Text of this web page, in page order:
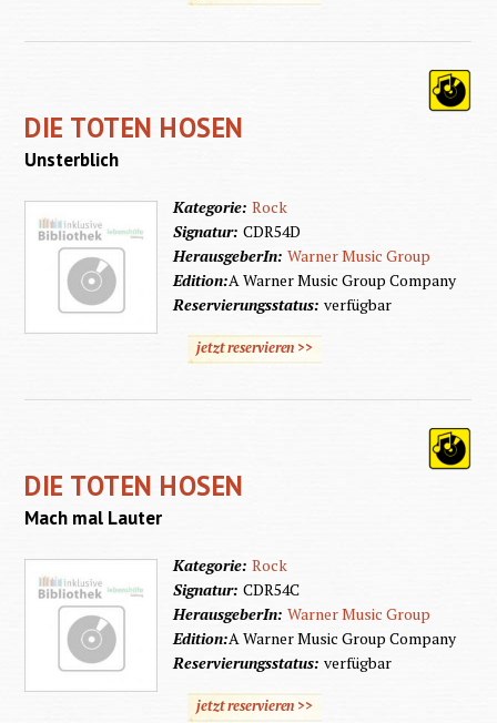
DIE TOTEN HOSEN
Unsterblich
Kategorie:Rock
Signatur:CDR54D
HerausgeberIn:Warner Music Group
Edition:A Warner Music Group Company
Reservierungsstatus:verfügbar
jetzt reservieren >>
DIE TOTEN HOSEN
Mach mal Lauter
Kategorie:Rock
Signatur:CDR54C
HerausgeberIn:Warner Music Group
Edition:A Warner Music Group Company
Reservierungsstatus:verfügbar
jetzt reservieren >>